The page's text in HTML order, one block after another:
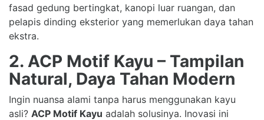
fasad gedung bertingkat, kanopi luar ruangan, dan
pelapis dinding eksterior yang memerlukan daya tahan
ekstra.
2. ACP Motif Kayu – Tampilan
Natural, Daya Tahan Modern
Ingin nuansa alami tanpa harus menggunakan kayu
asli? ACP Motif Kayu adalah solusinya. Inovasi ini